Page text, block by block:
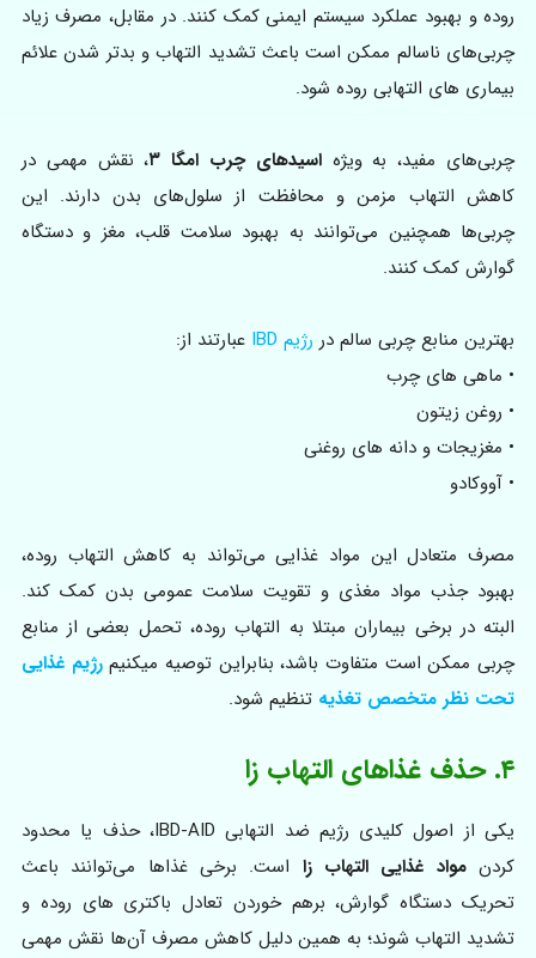
روده و بهبود عملکرد سیستم ایمنی کمک کنند. در مقابل، مصرف زیاد
چربی‌های ناسالم ممکن است باعث تشدید التهاب و بدتر شدن علائم
بیماری‌ های التهابی روده شود.
چربی‌های مفید، به‌ ویژهاسیدهای چرب امگا ۳
، نقش مهمی در
کاهش التهاب مزمن و محافظت از سلول‌های بدن دارند. این
چربی‌ها همچنین می‌توانند به بهبود سلامت قلب، مغز و دستگاه
گوارش کمک کنند.
بهترین منابع چربی سالم در رژیم IBD
عبارتند از:
• ماهی های چرب
• روغن زیتون
• مغزیجات و دانه های روغنی
• آووکادو
مصرف متعادل این مواد غذایی می‌تواند به کاهش التهاب روده،
بهبود جذب مواد مغذی و تقویت سلامت عمومی بدن کمک کند.
البته در برخی بیماران مبتلا به التهاب روده، تحمل بعضی از منابع
چربی ممکن است متفاوت باشد، بنابراین توصیه میکنیمرژیم غذایی
تحت نظر متخصص تغذیه تنظیم شود.
۴. حذف غذاهای التهاب‌ زا
یکی از اصول کلیدی رژیم ضد التهابی IBD-AID، حذف یا محدود
کردنمواد غذایی التهاب‌ زا است. برخی غذاها می‌توانند باعث
تحریک دستگاه گوارش، برهم خوردن تعادل باکتری‌ های روده و
تشدید التهاب شوند؛ به همین دلیل کاهش مصرف آن‌ها نقش مهمی